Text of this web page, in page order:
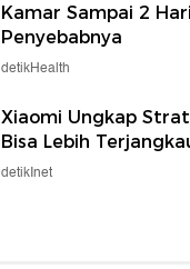
Kamar Sampai 2
Penyebabnya
detikHealth
Xiaomi Ungkap
Bisa Lebih
detikInet